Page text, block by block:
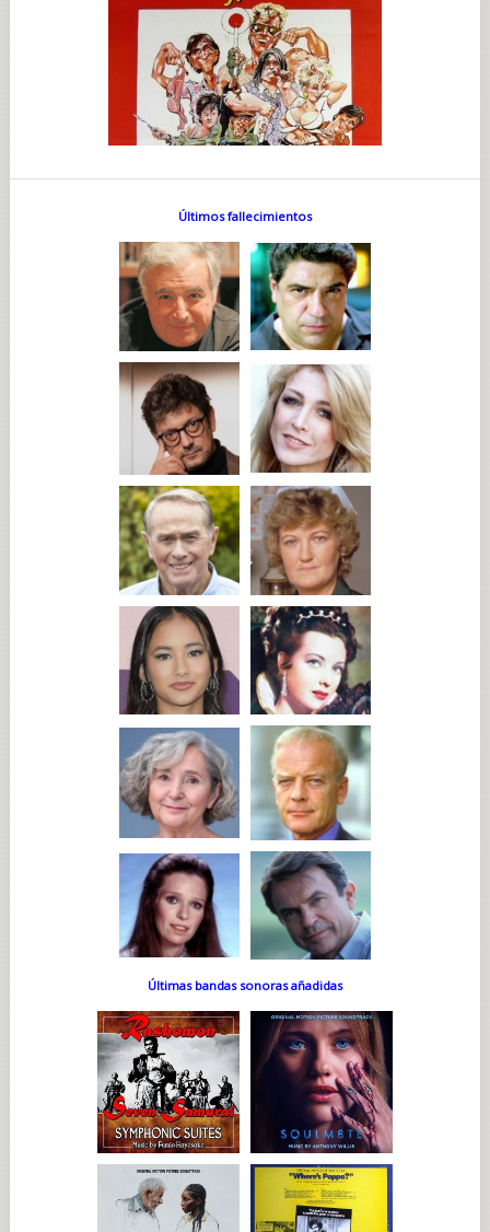
Últimos fallecimientos
Últimas bandas sonoras añadidas